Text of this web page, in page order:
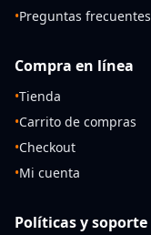
•Preguntas frecuentes
Compra en línea
•Tienda
•Carrito de compras
•Checkout
•Mi cuenta
Políticas y soporte